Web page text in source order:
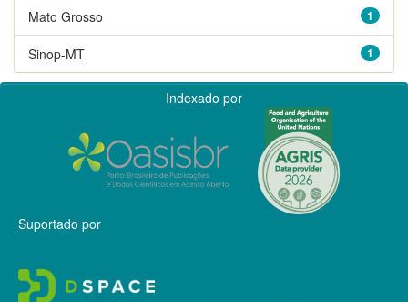
1
Mato Grosso
1
Sinop-MT
Indexado por
Suportado por